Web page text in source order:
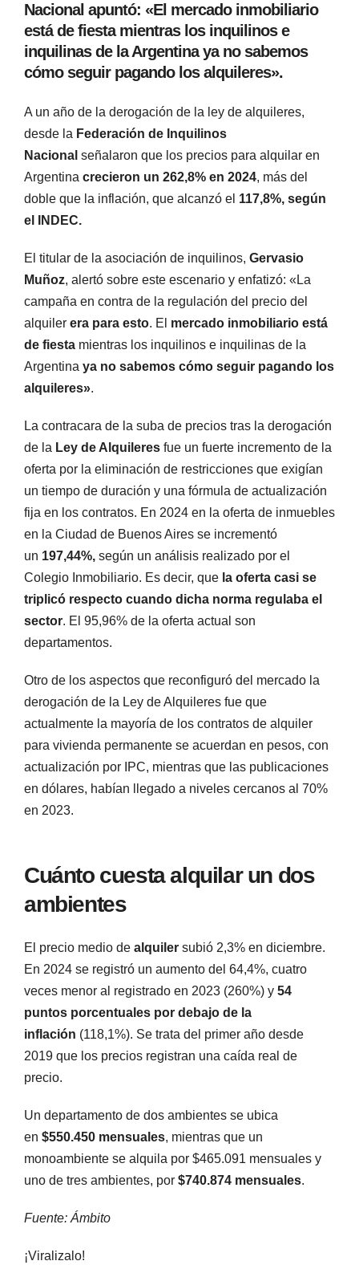
Nacional apuntó: «El mercado inmobiliario
está de fiesta mientras los inquilinos e
inquilinas de la Argentina ya no sabemos
cómo seguir pagando los alquileres».
A un año de la derogación de la ley de alquileres,
desde la Federación de Inquilinos
Nacional señalaron que los precios para alquilar en
Argentina crecieron un 262,8% en 2024, más del
doble que la inflación, que alcanzó el 117,8%, según
el INDEC.
El titular de la asociación de inquilinos, Gervasio
Muñoz, alertó sobre este escenario y enfatizó: «La
campaña en contra de la regulación del precio del
alquiler era para esto. El mercado inmobiliario está
de fiesta mientras los inquilinos e inquilinas de la
Argentina ya no sabemos cómo seguir pagando los
alquileres».
La contracara de la suba de precios tras la derogación
de la Ley de Alquileres fue un fuerte incremento de la
oferta por la eliminación de restricciones que exigían
un tiempo de duración y una fórmula de actualización
fija en los contratos. En 2024 en la oferta de inmuebles
en la Ciudad de Buenos Aires se incrementó
un 197,44%, según un análisis realizado por el
Colegio Inmobiliario. Es decir, que la oferta casi se
triplicó respecto cuando dicha norma regulaba el
sector. El 95,96% de la oferta actual son
departamentos.
Otro de los aspectos que reconfiguró del mercado la
derogación de la Ley de Alquileres fue que
actualmente la mayoría de los contratos de alquiler
para vivienda permanente se acuerdan en pesos, con
actualización por IPC, mientras que las publicaciones
en dólares, habían llegado a niveles cercanos al 70%
en 2023.
Cuánto cuesta alquilar un dos
ambientes
El precio medio de alquiler subió 2,3% en diciembre.
En 2024 se registró un aumento del 64,4%, cuatro
veces menor al registrado en 2023 (260%) y 54
puntos porcentuales por debajo de la
inflación (118,1%). Se trata del primer año desde
2019 que los precios registran una caída real de
precio.
Un departamento de dos ambientes se ubica
en $550.450 mensuales, mientras que un
monoambiente se alquila por $465.091 mensuales y
uno de tres ambientes, por $740.874 mensuales.
Fuente: Ámbito
¡Viralizalo!